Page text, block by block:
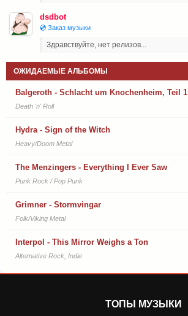
dsdbot
💿 Заказ музыки
Здравствуйте, нет релизов...
ОЖИДАЕМЫЕ АЛЬБОМЫ
Balgeroth - Schlacht um Knochenheim, Teil 1
Death 'n' Roll
Hydra - Sign of the Witch
Heavy/Doom Metal
The Menzingers - Everything I Ever Saw
Punk Rock / Pop Punk
Grimner - Stormvingar
Folk/Viking Metal
Interpol - This Mirror Weighs a Ton
Alternative Rock, Indie
ТОПЫ МУЗЫКИ